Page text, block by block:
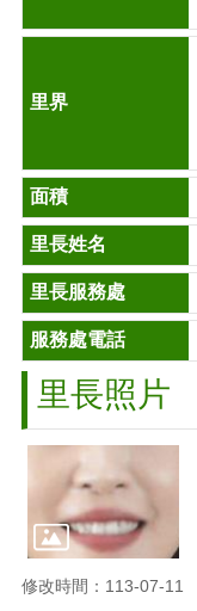
里長照片
修改時間：113-07-11